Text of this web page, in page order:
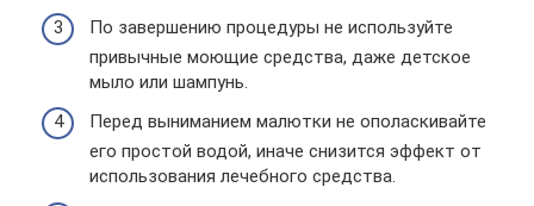
По завершению процедуры не используйте
привычные моющие средства, даже детское
мыло или шампунь.
Перед выниманием малютки не ополаскивайте
его простой водой, иначе снизится эффект от
использования лечебного средства.